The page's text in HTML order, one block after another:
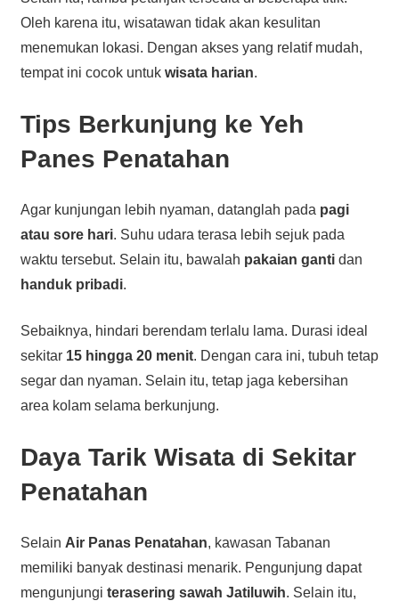
Oleh karena itu, wisatawan tidak akan kesulitan
menemukan lokasi. Dengan akses yang relatif mudah,
tempat ini cocok untuk wisata harian.
Tips Berkunjung ke Yeh
Panes Penatahan
Agar kunjungan lebih nyaman, datanglah pada pagi
atau sore hari. Suhu udara terasa lebih sejuk pada
waktu tersebut. Selain itu, bawalah pakaian gantidan
handuk pribadi.
Sebaiknya, hindari berendam terlalu lama. Durasi ideal
sekitar 15 hingga 20 menit. Dengan cara ini, tubuh tetap
segar dan nyaman. Selain itu, tetap jaga kebersihan
area kolam selama berkunjung.
Daya Tarik Wisata di Sekitar
Penatahan
Selain Air Panas Penatahan, kawasan Tabanan
memiliki banyak destinasi menarik. Pengunjung dapat
mengunjungi terasering sawah Jatiluwih. Selain itu,